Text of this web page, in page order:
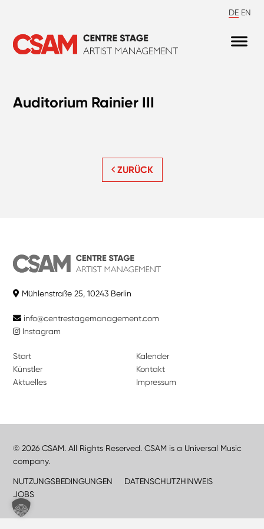
DE EN
Auditorium Rainier III
ZURÜCK
Mühlenstraße 25, 10243 Berlin
info@centrestagemanagement.com
Instagram
Start
Künstler
Aktuelles
Kalender
Kontakt
Impressum
© 2026 CSAM. All Rights Reserved. CSAM is a Universal Music
company.
NUTZUNGSBEDINGUNGEN
DATENSCHUTZHINWEIS
JOBS